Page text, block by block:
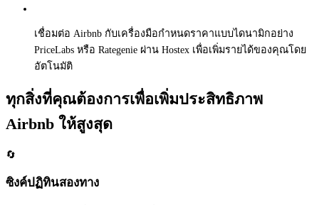
เชื่อมต่อ Airbnb กับเครื่องมือกำหนดราคาแบบไดนามิกอย่าง
PriceLabs หรือ Rategenie ผ่าน Hostex เพื่อเพิ่มรายได้ของคุณโดย
อัตโนมัติ
ทุกสิ่งที่คุณต้องการเพื่อเพิ่มประสิทธิภาพ
Airbnb ให้สูงสุด
🔄
ซิงค์ปฏิทินสองทาง